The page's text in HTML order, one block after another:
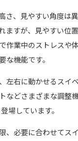
さ、見やすい角度は異
ますが、見やすい位
作業中のストレスや
な機能です。
左右に動かせるスイ
などさまざまな調整
場しています。
、必要に合わせてス